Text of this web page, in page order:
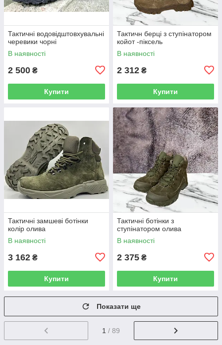
Тактичні водовідштовхувальні
черевики чорні
В наявності
2 500 ₴
Купити
Тактичн берці з ступінатором
койот -піксель
В наявності
2 312 ₴
Купити
Тактичні замшеві ботінки
колір олива
В наявності
3 162 ₴
Купити
Тактичні ботінки з
ступінатором олива
В наявності
2 375 ₴
Купити
Показати ще
1 / 89